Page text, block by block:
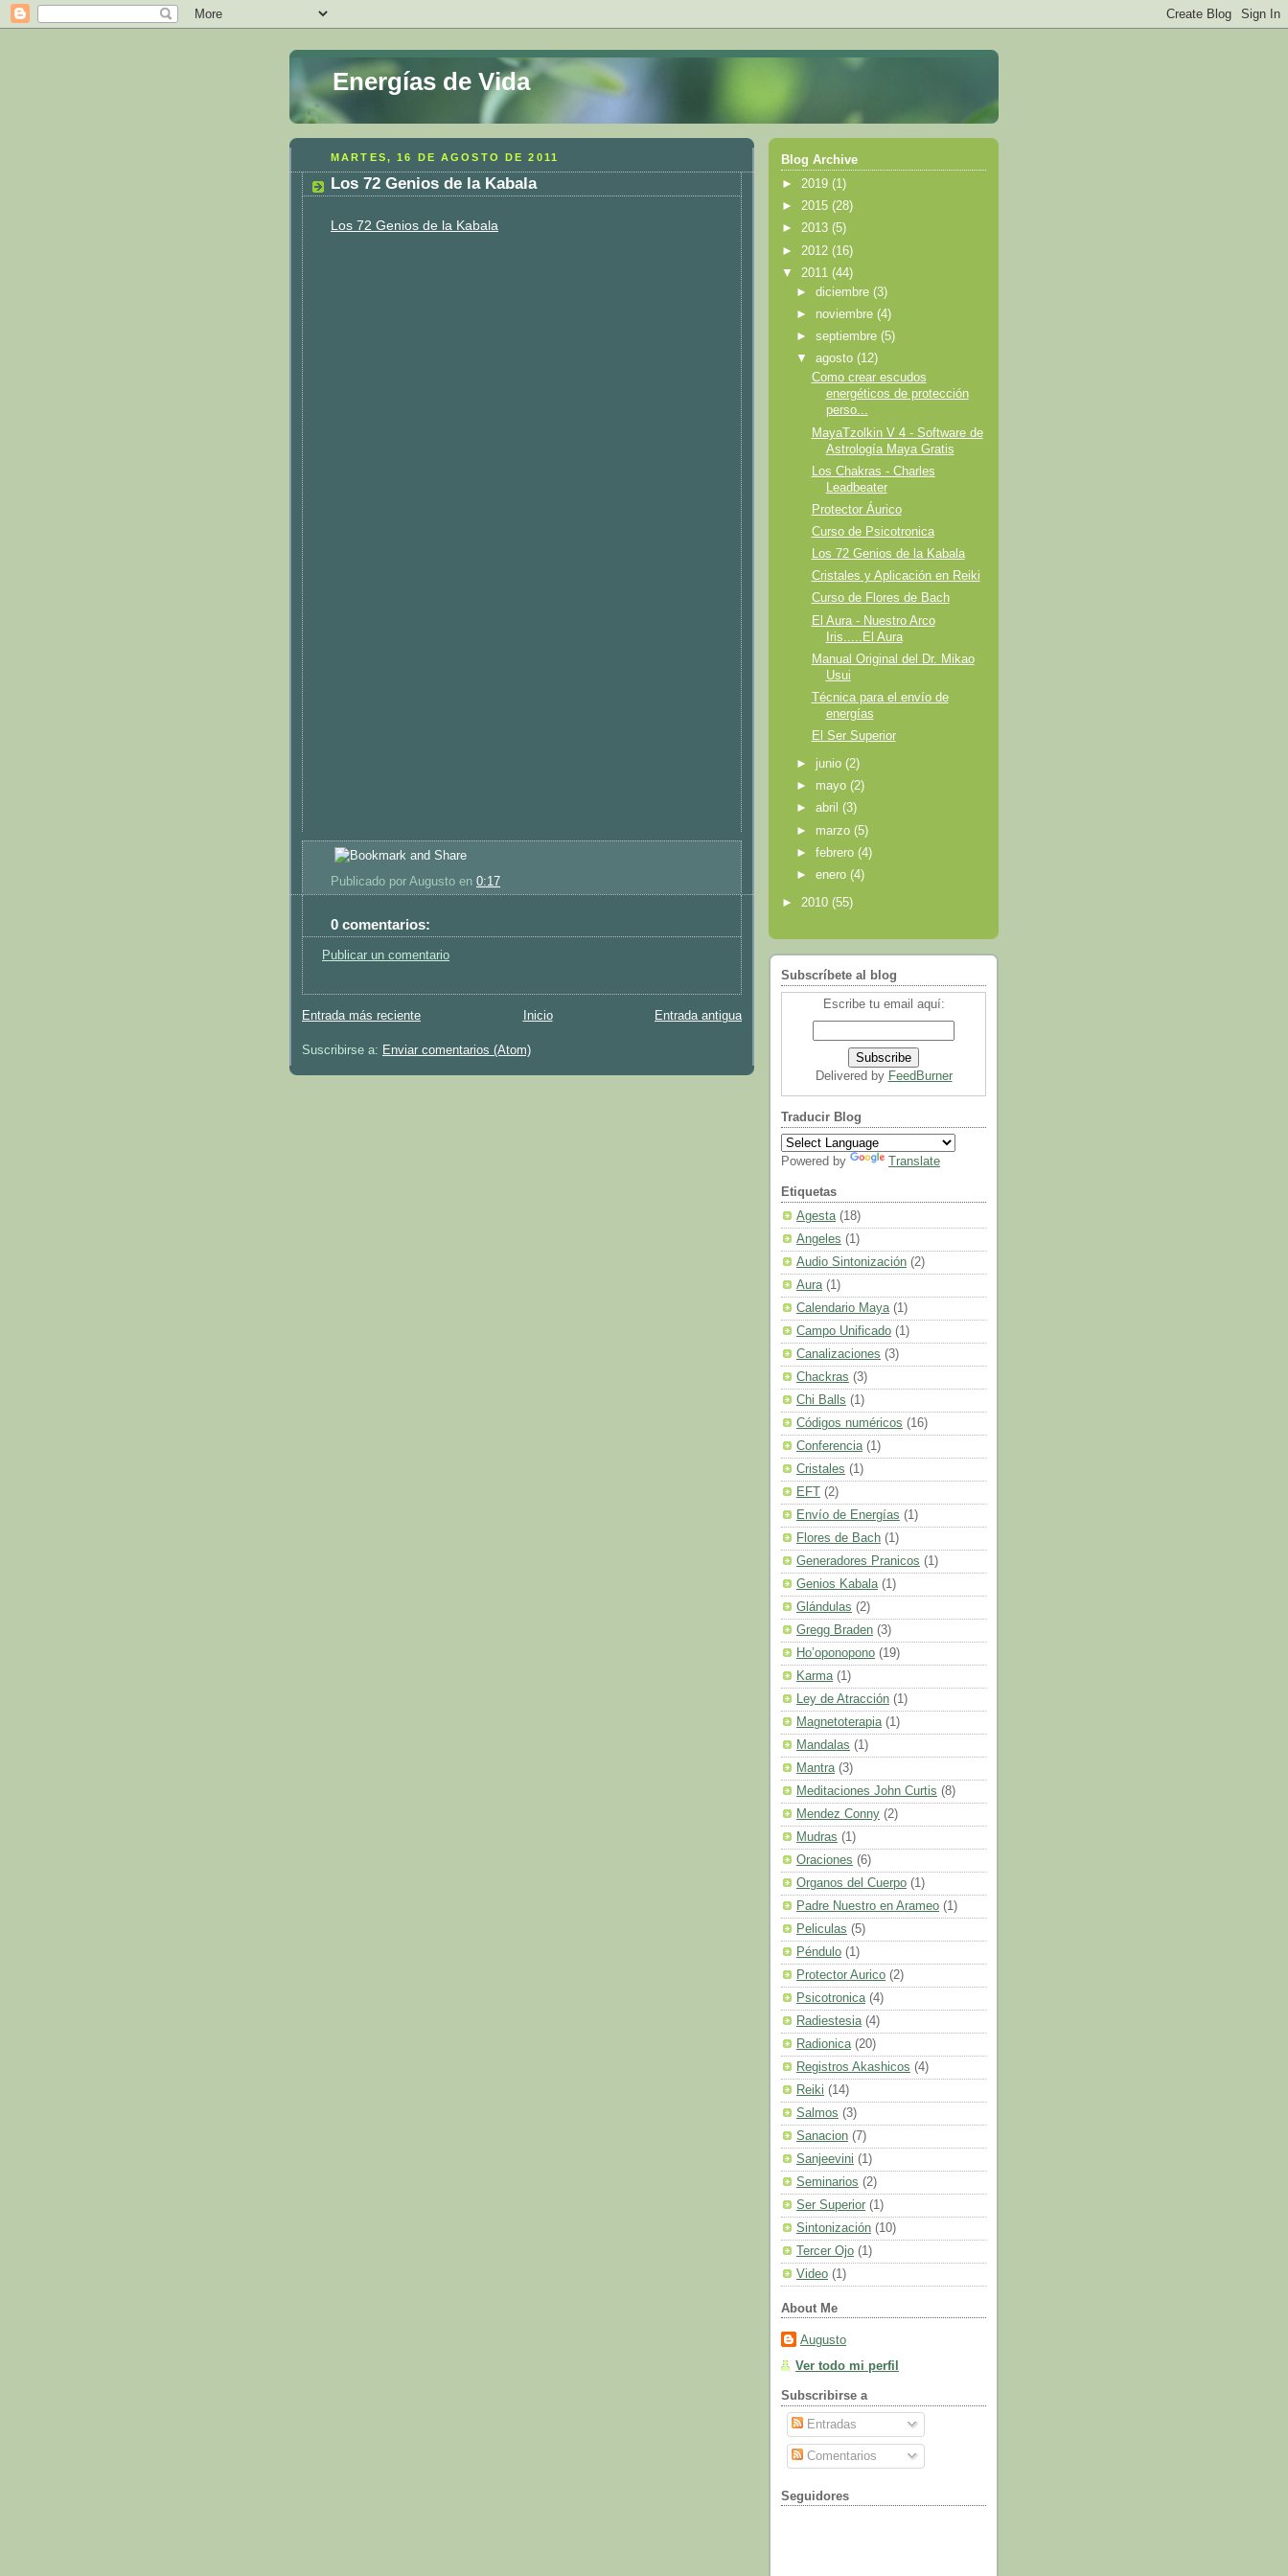
Energías de Vida
MARTES, 16 DE AGOSTO DE 2011
Los 72 Genios de la Kabala
Los 72 Genios de la Kabala
Publicado por Augusto en 0:17
0 comentarios:
Publicar un comentario
Entrada más reciente Entrada antigua
Inicio
Suscribirse a: Enviar comentarios (Atom)
Blog Archive
► 2019 (1)
► 2015 (28)
► 2013 (5)
► 2012 (16)
▼ 2011 (44)
►diciembre(3)
► noviembre(4)
►septiembre(5)
▼agosto(12)
Como crear escudos
energéticos de protección
perso...
MayaTzolkin V 4 - Software de
Astrología Maya Gratis
Los Chakras - Charles
Leadbeater
Protector Áurico
Curso de Psicotronica
Los 72 Genios de la Kabala
Cristales y Aplicación en Reiki
Curso de Flores de Bach
El Aura - Nuestro Arco
Iris.....El Aura
Manual Original del Dr. Mikao
Usui
Técnica para el envío de
energías
El Ser Superior
► junio(2)
► mayo(2)
►abril(3)
► marzo(5)
►febrero(4)
►enero(4)
► 2010 (55)
Subscríbete al blog
Escribe tu email aquí:
Delivered by FeedBurner
Traducir Blog
Powered by Translate
Etiquetas
Agesta (18)
Angeles (1)
Audio Sintonización (2)
Aura (1)
Calendario Maya (1)
Campo Unificado (1)
Canalizaciones (3)
Chackras (3)
Chi Balls (1)
Códigos numéricos (16)
Conferencia (1)
Cristales (1)
EFT (2)
Envío de Energías (1)
Flores de Bach (1)
Generadores Pranicos (1)
Genios Kabala (1)
Glándulas (2)
Gregg Braden (3)
Ho’oponopono (19)
Karma (1)
Ley de Atracción (1)
Magnetoterapia (1)
Mandalas (1)
Mantra (3)
Meditaciones John Curtis (8)
Mendez Conny (2)
Mudras (1)
Oraciones (6)
Organos del Cuerpo (1)
Padre Nuestro en Arameo (1)
Peliculas (5)
Péndulo (1)
Protector Aurico (2)
Psicotronica (4)
Radiestesia (4)
Radionica (20)
Registros Akashicos (4)
Reiki (14)
Salmos (3)
Sanacion (7)
Sanjeevini (1)
Seminarios (2)
Ser Superior (1)
Sintonización (10)
Tercer Ojo (1)
Video (1)
About Me
Augusto
Ver todo mi perfil
Subscribirse a
Entradas
Comentarios
Seguidores